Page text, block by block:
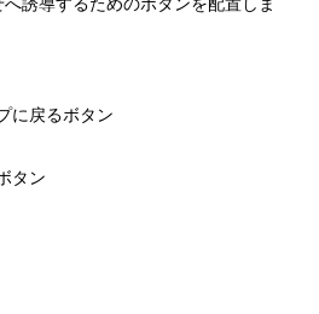
に戻るボタン
タン